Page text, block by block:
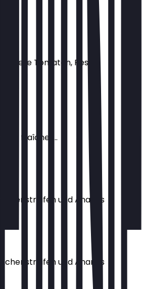
Tomaten, Pesto,
fraîche, ...
und Ananas
und Ananas